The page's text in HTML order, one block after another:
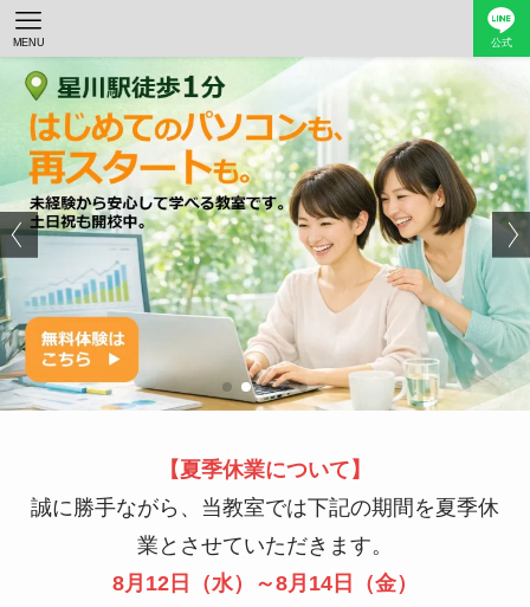
公式
MENU
【夏季休業について】
誠に勝手ながら、当教室では下記の期間を夏季休
業とさせていただきます。
8月12日（水）～8月14日（金）